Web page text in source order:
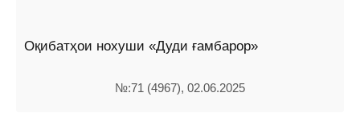
Оқибатҳои нохуши «Дуди ғамбарор»
№:71 (4967), 02.06.2025